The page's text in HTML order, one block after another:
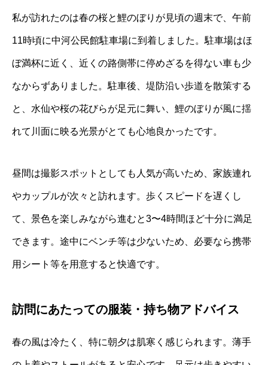
私が訪れたのは春の桜と鯉のぼりが見頃の週末で、午前
11時頃に中河公民館駐車場に到着しました。駐車場はほ
ぼ満杯に近く、近くの路側帯に停めざるを得ない車も少
なからずありました。駐車後、堤防沿い歩道を散策する
と、水仙や桜の花びらが足元に舞い、鯉のぼりが風に揺
れて川面に映る光景がとても心地良かったです。
昼間は撮影スポットとしても人気が高いため、家族連れ
やカップルが次々と訪れます。歩くスピードを遅くし
て、景色を楽しみながら進むと3〜4時間ほど十分に満足
できます。途中にベンチ等は少ないため、必要なら携帯
用シート等を用意すると快適です。
訪問にあたっての服装・持ち物アドバイス
春の風は冷たく、特に朝夕は肌寒く感じられます。薄手